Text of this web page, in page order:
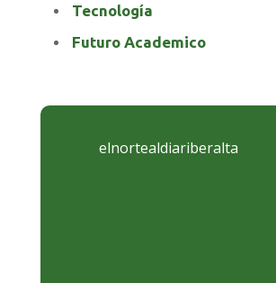
Tecnología
Futuro Academico
elnortealdiariberalta